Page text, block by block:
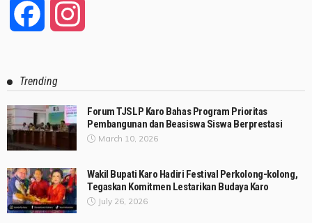
Facebook
Trending
Forum TJSLP Karo Bahas Program Prioritas
Pembangunan dan Beasiswa Siswa Berprestasi
March 10, 2026
Wakil Bupati Karo Hadiri Festival Perkolong-kolong,
Tegaskan Komitmen Lestarikan Budaya Karo
July 26, 2026